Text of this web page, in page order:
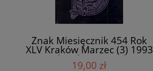
Znak Miesięcznik 454 Rok
XLV Kraków Marzec (3) 1993
: Zło odwieczne zło
dzisiejsze / Praca zbiorowa
19,00 zł